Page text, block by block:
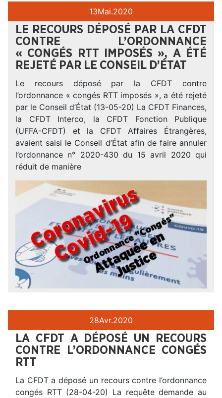
13Mai.2020
LE RECOURS DÉPOSÉ PAR LA CFDT
CONTRE L’ORDONNANCE
« CONGÉS RTT IMPOSÉS », A ÉTÉ
REJETÉ PAR LE CONSEIL D’ÉTAT
Le recours déposé par la CFDT contre
l’ordonnance « congés RTT imposés », a été rejeté
par le Conseil d’État (13-05-20) La CFDT Finances,
la CFDT Interco, la CFDT Fonction Publique
(UFFA-CFDT) et la CFDT Affaires Étrangères,
avaient saisi le Conseil d’État afin de faire annuler
l’ordonnance n° 2020-430 du 15 avril 2020 qui
réduit de manière
28Avr.2020
LA CFDT A DÉPOSÉ UN RECOURS
CONTRE L’ORDONNANCE CONGÉS
RTT
La CFDT a déposé un recours contre l’ordonnance
congés RTT (28-04-20) La requête demande au